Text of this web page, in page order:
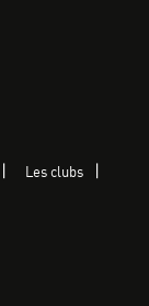
Les clubs